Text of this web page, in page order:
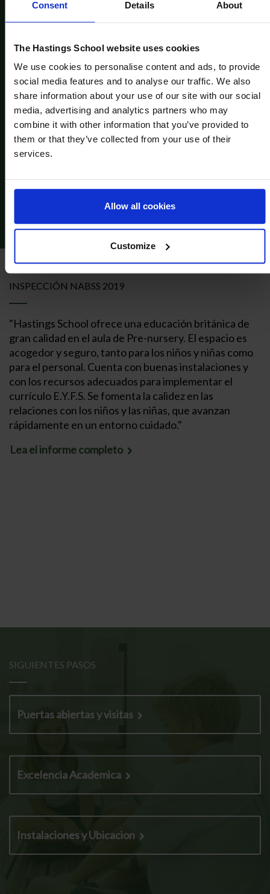
Consent Details About
The Hastings School website uses cookies
We use cookies to personalise content and ads, to provide
social media features and to analyse our traffic. We also
share information about your use of our site with our social
media, advertising and analytics partners who may
combine it with other information that you’ve provided to
them or that they’ve collected from your use of their
services.
Allow all cookies
Customize
les animan a asumir riesgos de forma productiva."
Lea el informe completo
INSPECCIÓN NABSS 2019
"Hastings School ofrece una educación británica de
gran calidad en el aula de Pre-nursery. El espacio es
acogedor y seguro, tanto para los niños y niñas como
para el personal. Cuenta con buenas instalaciones y
con los recursos adecuados para implementar el
currículo E.Y.F.S. Se fomenta la calidez en las
relaciones con los niños y las niñas, que avanzan
rápidamente en un entorno cuidado."
Lea el informe completo
SIGUIENTES PASOS
Puertas abiertas y visitas
Excelencia Academica
Instalaciones y Ubicacion